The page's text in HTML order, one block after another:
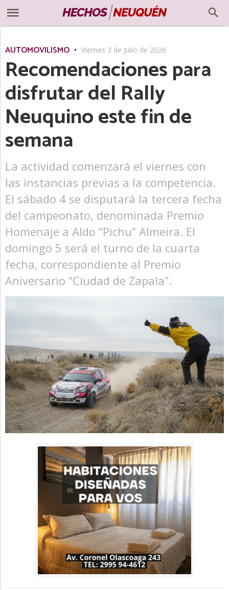
AUTOMOVILISMO Viernes 3 de Julio de 2026
Recomendaciones para
disfrutar del Rally
Neuquino este fin de
semana
La actividad comenzará el viernes con
las instancias previas a la competencia.
El sábado 4 se disputará la tercera fecha
del campeonato, denominada Premio
Homenaje a Aldo “Pichu” Almeira. El
domingo 5 será el turno de la cuarta
fecha, correspondiente al Premio
Aniversario “Ciudad de Zapala”.